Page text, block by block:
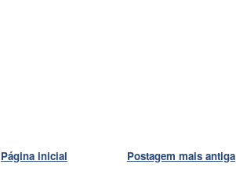
Postagem mais antiga
Página inicial